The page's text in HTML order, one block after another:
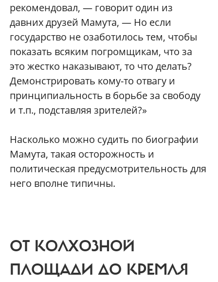
рекомендовал, — говорит один из
давних друзей Мамута, — Но если
государство не озаботилось тем, чтобы
показать всяким погромщикам, что за
это жестко наказывают, то что делать?
Демонстрировать кому-то отвагу и
принципиальность в борьбе за свободу
и т.п., подставляя зрителей?»
Насколько можно судить по биографии
Мамута, такая осторожность и
политическая предусмотрительность для
него вполне типичны.
ОТ КОЛХОЗНОЙ
ПЛОЩАДИ ДО КРЕМЛЯ